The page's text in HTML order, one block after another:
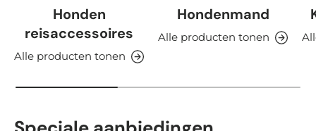
Honden
reisaccessoires
Alle producten tonen
Hondenmand
Alle producten tonen